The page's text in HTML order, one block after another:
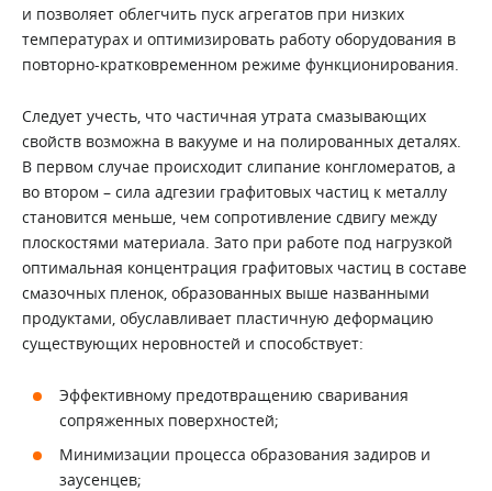
и позволяет облегчить пуск агрегатов при низких
температурах и оптимизировать работу оборудования в
повторно-кратковременном режиме функционирования.
Следует учесть, что частичная утрата смазывающих
свойств возможна в вакууме и на полированных деталях.
В первом случае происходит слипание конгломератов, а
во втором – сила адгезии графитовых частиц к металлу
становится меньше, чем сопротивление сдвигу между
плоскостями материала. Зато при работе под нагрузкой
оптимальная концентрация графитовых частиц в составе
смазочных пленок, образованных выше названными
продуктами, обуславливает пластичную деформацию
существующих неровностей и способствует:
Эффективному предотвращению сваривания
сопряженных поверхностей;
Минимизации процесса образования задиров и
заусенцев;